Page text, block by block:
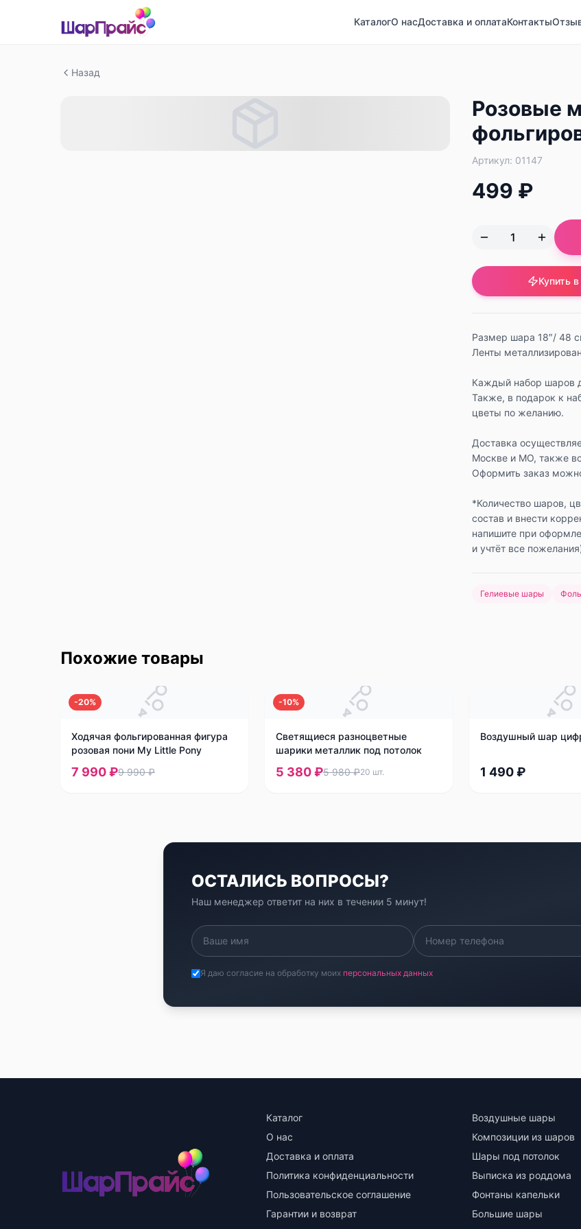
КаталогО насДоставка и оплатаКонтакты
Назад
Розовые
Артикул: 01147
499 ₽
Купить
Размер шара 18″/ 48
Ленты
Каждый набор шаров
Также, в подарок к
цветы по желанию.
Доставка
Москве и МО, также
Оформить заказ
*Количество шаров,
состав и внести
напишите при
и учтёт все
Гелиевые шары
Похожие товары
-20%
Ходячая фольгированная фигура
розовая пони My Little Pony
7 990 ₽9 990 ₽
-10%
Светящиеся разноцветные
шарики металлик под потолок
5 380 ₽5 980 ₽20 шт.
Воздушный шар
1 490 ₽
ОСТАЛИСЬ ВОПРОСЫ?
Наш менеджер ответит на них в течении 5 минут!
Я даю согласие на обработку моих персональных данных
Каталог
О нас
Доставка и оплата
Политика конфиденциальности
Пользовательское соглашение
Гарантии и возврат
Воздушные шары
Композиции из шаров
Шары под потолок
Выписка из роддома
Фонтаны капельки
Большие шары